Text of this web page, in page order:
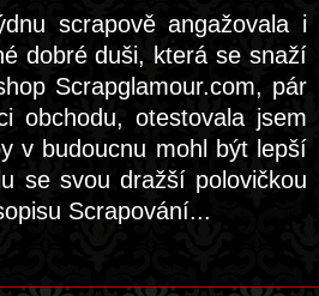
scrapově angažovala i
dobré duši, která se snaží
Scrapglamour.com, pár
obchodu, otestovala jsem
v budoucnu mohl být lepší
se svou dražší polovičkou
Scrapování...